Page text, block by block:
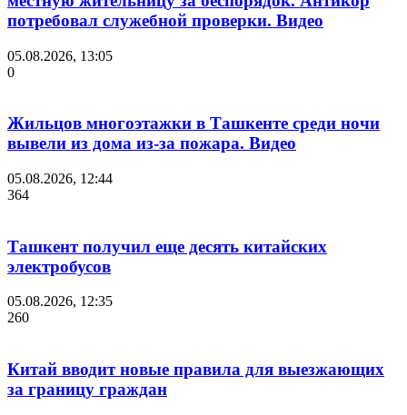
потребовал служебной проверки. Видео
05.08.2026, 13:05
0
Жильцов многоэтажки в Ташкенте среди ночи
вывели из дома из-за пожара. Видео
05.08.2026, 12:44
364
Ташкент получил еще десять китайских
электробусов
05.08.2026, 12:35
260
Китай вводит новые правила для выезжающих
за границу граждан